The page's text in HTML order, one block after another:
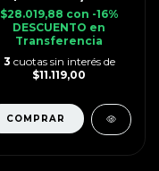
$28.019,88 con -16%
DESCUENTO en
Transferencia
3 cuotas sin interés de
$11.119,00